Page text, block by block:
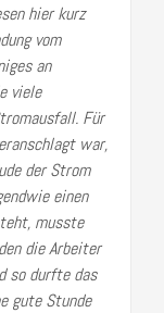
hier kurz
vom
an
viele
Für
war,
der Strom
einen
musste
die Arbeiter
so durfte das
gute Stunde